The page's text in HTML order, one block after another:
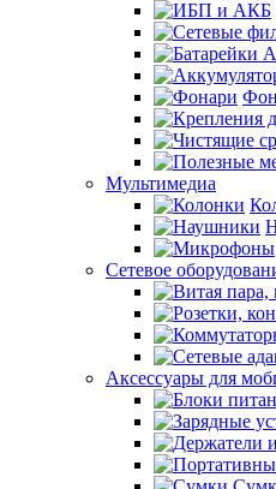
Мультимедиа
Сетевое
Аксессуары для